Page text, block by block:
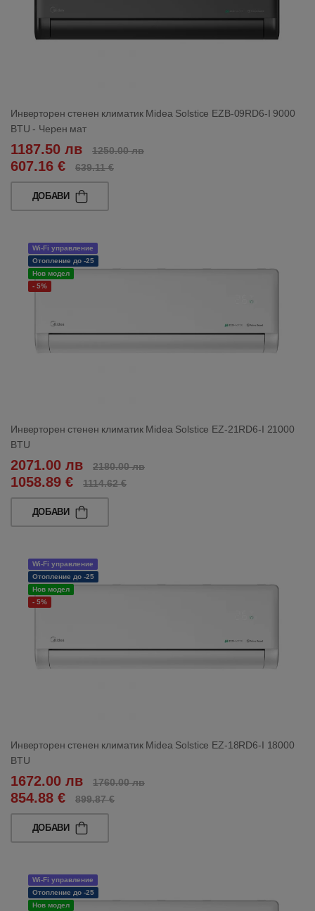
Инверторен стенен климатик Midea Solstice EZB-09RD6-I 9000
BTU - Черен мат
1187.50 лв 1250.00 лв
607.16 € 639.11 €
ДОБАВИ
Wi-Fi управление
Отопление до -25
Нов модел
- 5%
Инверторен стенен климатик Midea Solstice EZ-21RD6-I 21000
BTU
2071.00 лв 2180.00 лв
1058.89 € 1114.62 €
ДОБАВИ
Wi-Fi управление
Отопление до -25
Нов модел
- 5%
Инверторен стенен климатик Midea Solstice EZ-18RD6-I 18000
BTU
1672.00 лв 1760.00 лв
854.88 € 899.87 €
ДОБАВИ
Wi-Fi управление
Отопление до -25
Нов модел